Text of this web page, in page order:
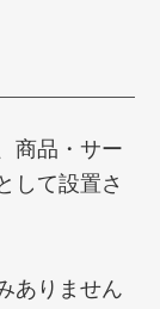
商品・サー
して設置さ
ありません